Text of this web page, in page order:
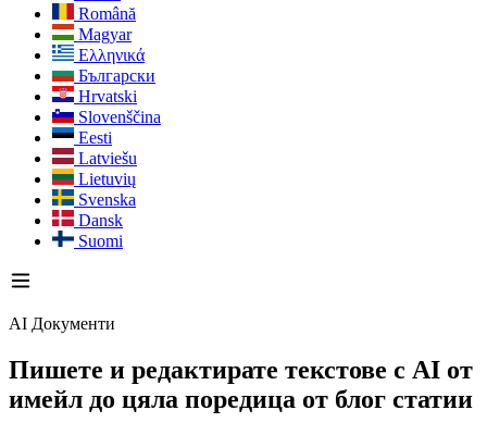
Română
Magyar
Ελληνικά
Български
Hrvatski
Slovenščina
Eesti
Latviešu
Lietuvių
Svenska
Dansk
Suomi
AI Документи
Пишете и редактирате текстове с AI от
имейл до цяла поредица от блог статии